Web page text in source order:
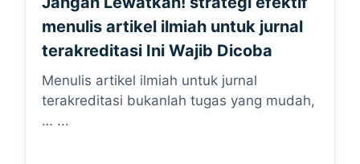
menulis artikel ilmiah untuk jurnal
terakreditasi Ini Wajib Dicoba
Menulis artikel ilmiah untuk jurnal
terakreditasi bukanlah tugas yang mudah,
… ...